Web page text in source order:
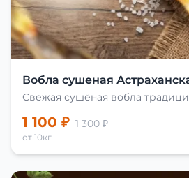
Вобла сушеная
Свежая сушёная вобла
1 100 ₽ 1 300 ₽
от 10кг